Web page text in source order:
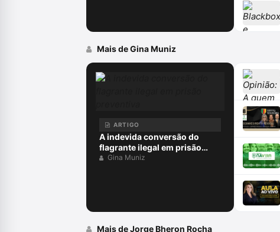
Mais de Gina Muniz
ARTIGO
A indevida conversão do
flagrante ilegal em prisão
preventiva
Gina Muniz
Mais de Jorge Bheron Rocha